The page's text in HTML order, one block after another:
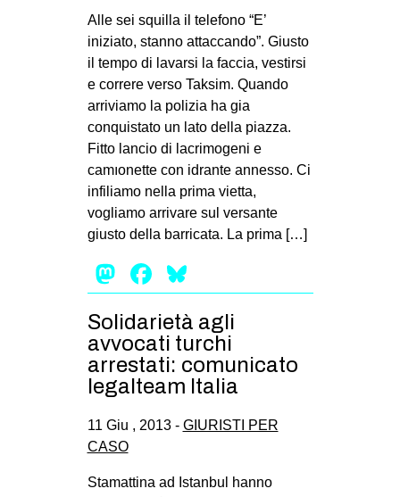
Alle sei squilla il telefono “E’
iniziato, stanno attaccando”. Giusto
il tempo di lavarsi la faccia, vestirsi
e correre verso Taksim. Quando
arriviamo la polizia ha gia
conquistato un lato della piazza.
Fitto lancio di lacrimogeni e
camıonette con idrante annesso. Ci
infiliamo nella prima vietta,
vogliamo arrivare sul versante
giusto della barricata. La prima […]
Mastodon
Facebook
Solidarietà agli
avvocati turchi
arrestati: comunicato
legalteam Italia
11 Giu , 2013 - GIURISTI PER
CASO
Stamattina ad Istanbul hanno